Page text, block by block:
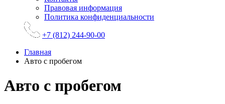
Правовая информация
Политика конфиденциальности
+7 (812) 244-90-00
Главная
Авто с пробегом
Авто с пробегом